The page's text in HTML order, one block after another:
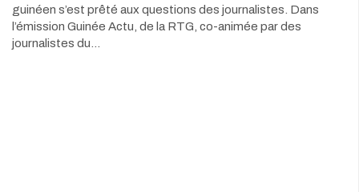
guinéen s’est prêté aux questions des journalistes. Dans
l’émission Guinée Actu, de la RTG, co-animée par des
journalistes du…